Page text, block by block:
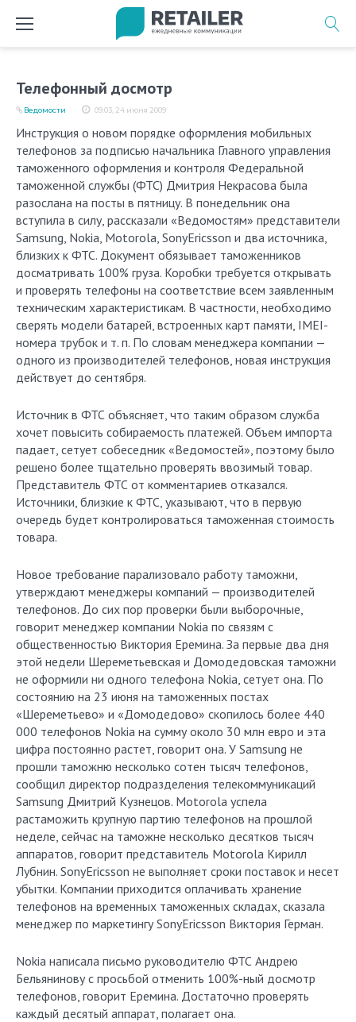
Телефонный досмотр
09:03, 24 июня 2009
Ведомости
Инструкция о новом порядке оформления мобильных
телефонов за подписью начальника Главного управления
таможенного оформления и контроля Федеральной
таможенной службы (ФТС) Дмитрия Некрасова была
разослана на посты в пятницу. В понедельник она
вступила в силу, рассказали «Ведомостям» представители
Samsung, Nokia, Motorola, SonyEricsson и два источника,
близких к ФТС. Документ обязывает таможенников
досматривать 100% груза. Коробки требуется открывать
и проверять телефоны на соответствие всем заявленным
техническим характеристикам. В частности, необходимо
сверять модели батарей, встроенных карт памяти, IMEI-
номера трубок и т. п. По словам менеджера компании —
одного из производителей телефонов, новая инструкция
действует до сентября.
Источник в ФТС объясняет, что таким образом служба
хочет повысить собираемость платежей. Объем импорта
падает, сетует собеседник «Ведомостей», поэтому было
решено более тщательно проверять ввозимый товар.
Представитель ФТС от комментариев отказался.
Источники, близкие к ФТС, указывают, что в первую
очередь будет контролироваться таможенная стоимость
товара.
Новое требование парализовало работу таможни,
утверждают менеджеры компаний — производителей
телефонов. До сих пор проверки были выборочные,
говорит менеджер компании Nokia по связям с
общественностью Виктория Еремина. За первые два дня
этой недели Шереметьевская и Домодедовская таможни
не оформили ни одного телефона Nokia, сетует она. По
состоянию на 23 июня на таможенных постах
«Шереметьево» и «Домодедово» скопилось более 440
000 телефонов Nokia на сумму около 30 млн евро и эта
цифра постоянно растет, говорит она. У Samsung не
прошли таможню несколько сотен тысяч телефонов,
сообщил директор подразделения телекоммуникаций
Samsung Дмитрий Кузнецов. Motorola успела
растаможить крупную партию телефонов на прошлой
неделе, сейчас на таможне несколько десятков тысяч
аппаратов, говорит представитель Motorola Кирилл
Лубнин. SonyEricsson не выполняет сроки поставок и несет
убытки. Компании приходится оплачивать хранение
телефонов на временных таможенных складах, сказала
менеджер по маркетингу SonyEricsson Виктория Герман.
Nokia написала письмо руководителю ФТС Андрею
Бельянинову с просьбой отменить 100%-ный досмотр
телефонов, говорит Еремина. Достаточно проверять
каждый десятый аппарат, полагает она.